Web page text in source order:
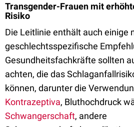
Transgender-Frauen mit
Risiko
Die Leitlinie enthält auch einige
geschlechtsspezifische
Gesundheitsfachkräfte sollten
achten, die das
können, darunter die
Kontrazeptiva, Bluthochdruck
Schwangerschaft, andere